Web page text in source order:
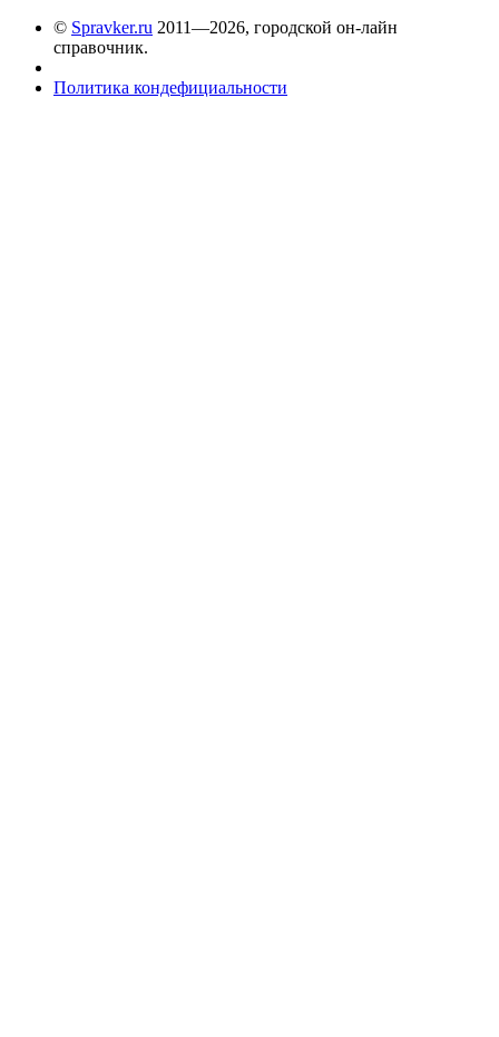
© Spravker.ru 2011—2026, городской он-лайн
справочник.
Политика кондефициальности